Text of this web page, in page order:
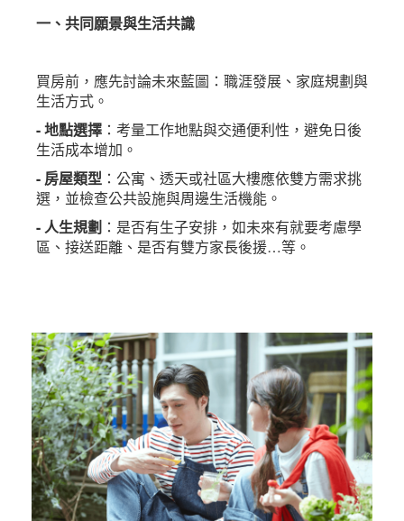
一、共同願景與生活共識
買房前，應先討論未來藍圖：職涯發展、家庭規劃與
生活方式。
- 地點選擇 ：考量工作地點與交通便利性，避免日後
生活成本增加。
- 房屋類型 ：公寓、透天或社區大樓應依雙方需求挑
選，並檢查公共設施與周邊生活機能。
- 人生規劃 ：是否有生子安排，如未來有就要考慮學
區、接送距離、是否有雙方家長後援…等。